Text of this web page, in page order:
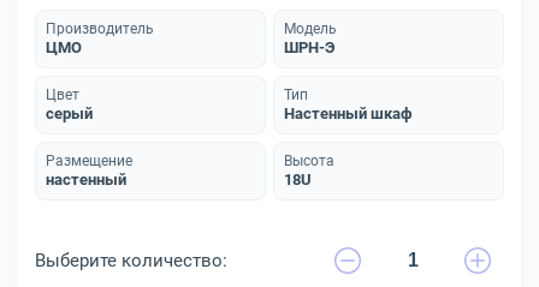
Производитель
ЦМО
Модель
ШРН-Э
Цвет
серый
Тип
Настенный шкаф
Размещение
настенный
Высота
18U
Выберите количество: